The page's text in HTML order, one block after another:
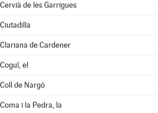
Cervià de les Garrigues
Ciutadilla
Clariana de Cardener
Cogul, el
Coll de Nargó
Coma i la Pedra, la